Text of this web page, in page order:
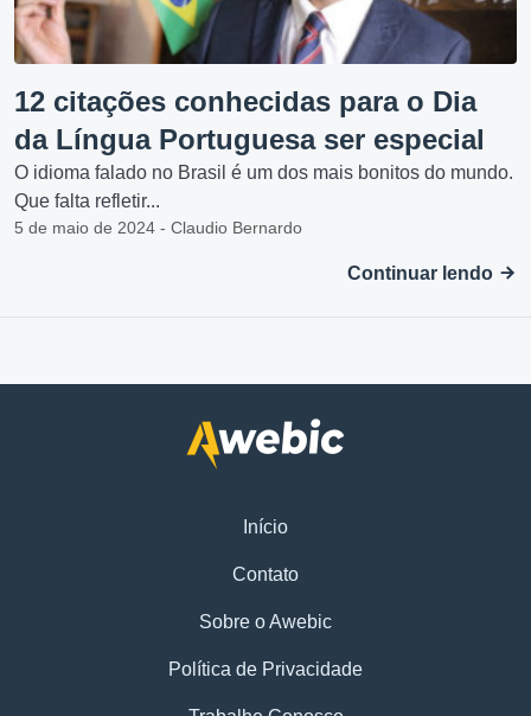
12 citações conhecidas para o Dia
da Língua Portuguesa ser especial
O idioma falado no Brasil é um dos mais bonitos do mundo.
Que falta refletir...
5 de maio de 2024 - Claudio Bernardo
Continuar lendo
Início
Contato
Sobre o Awebic
Política de Privacidade